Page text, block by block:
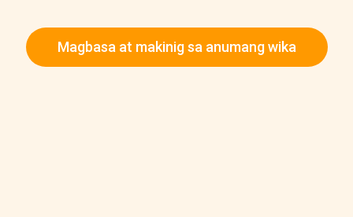
Magbasa at makinig sa anumang wika